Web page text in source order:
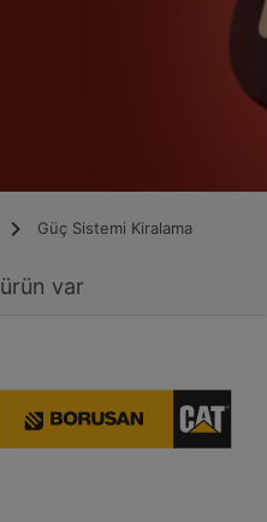
Güç Sistemi Kiralama
ürün var